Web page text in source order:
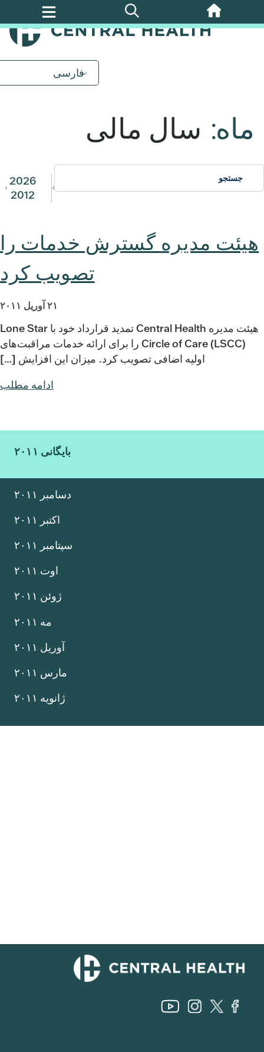
پرش
به
فارسی
ماه: سال مالی
2026
2012
هیئت مدیره گسترش خدمات را
تصویب کرد
۲۱ آوریل ۲۰۱۱
هیئت مدیره Central Health تمدید قرارداد خود با Lone Star
Circle of Care (LSCC) را برای ارائه خدمات مراقبت‌های
اولیه اضافی تصویب کرد. میزان این افزایش […]
ادامه مطلب
بایگانی ۲۰۱۱
دسامبر ۲۰۱۱
اکتبر ۲۰۱۱
سپتامبر ۲۰۱۱
اوت ۲۰۱۱
ژوئن ۲۰۱۱
مه ۲۰۱۱
آوریل ۲۰۱۱
مارس ۲۰۱۱
ژانویه ۲۰۱۱